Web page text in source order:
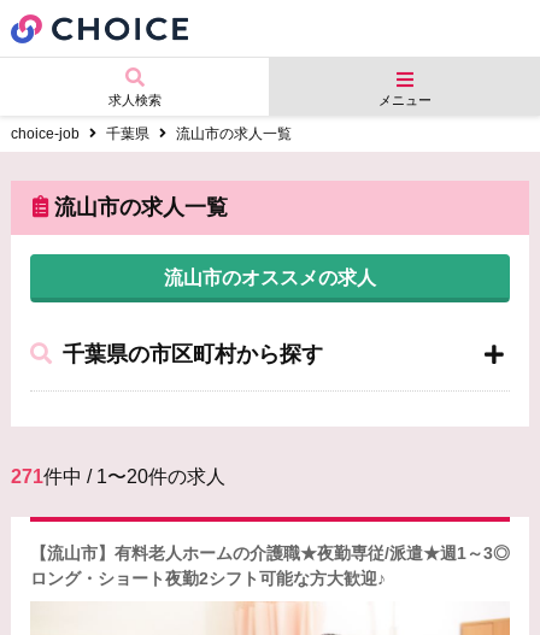
求人検索 メニュー
choice-job 千葉県 流山市の求人一覧
流山市の求人一覧
流山市のオススメの求人
千葉県の市区町村から探す
271件中 / 1〜20件の求人
【流山市】有料老人ホームの介護職★夜勤専従/派遣★週1～3◎
ロング・ショート夜勤2シフト可能な方大歓迎♪